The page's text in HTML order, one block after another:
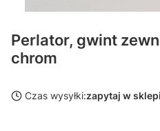
Perlator, gwint
chrom
Czas wysyłki:zapytaj w